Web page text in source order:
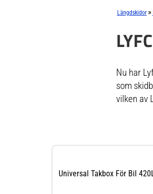
Längdskidor »
Nu har
som
vilken av
Universal Takbox För Bil